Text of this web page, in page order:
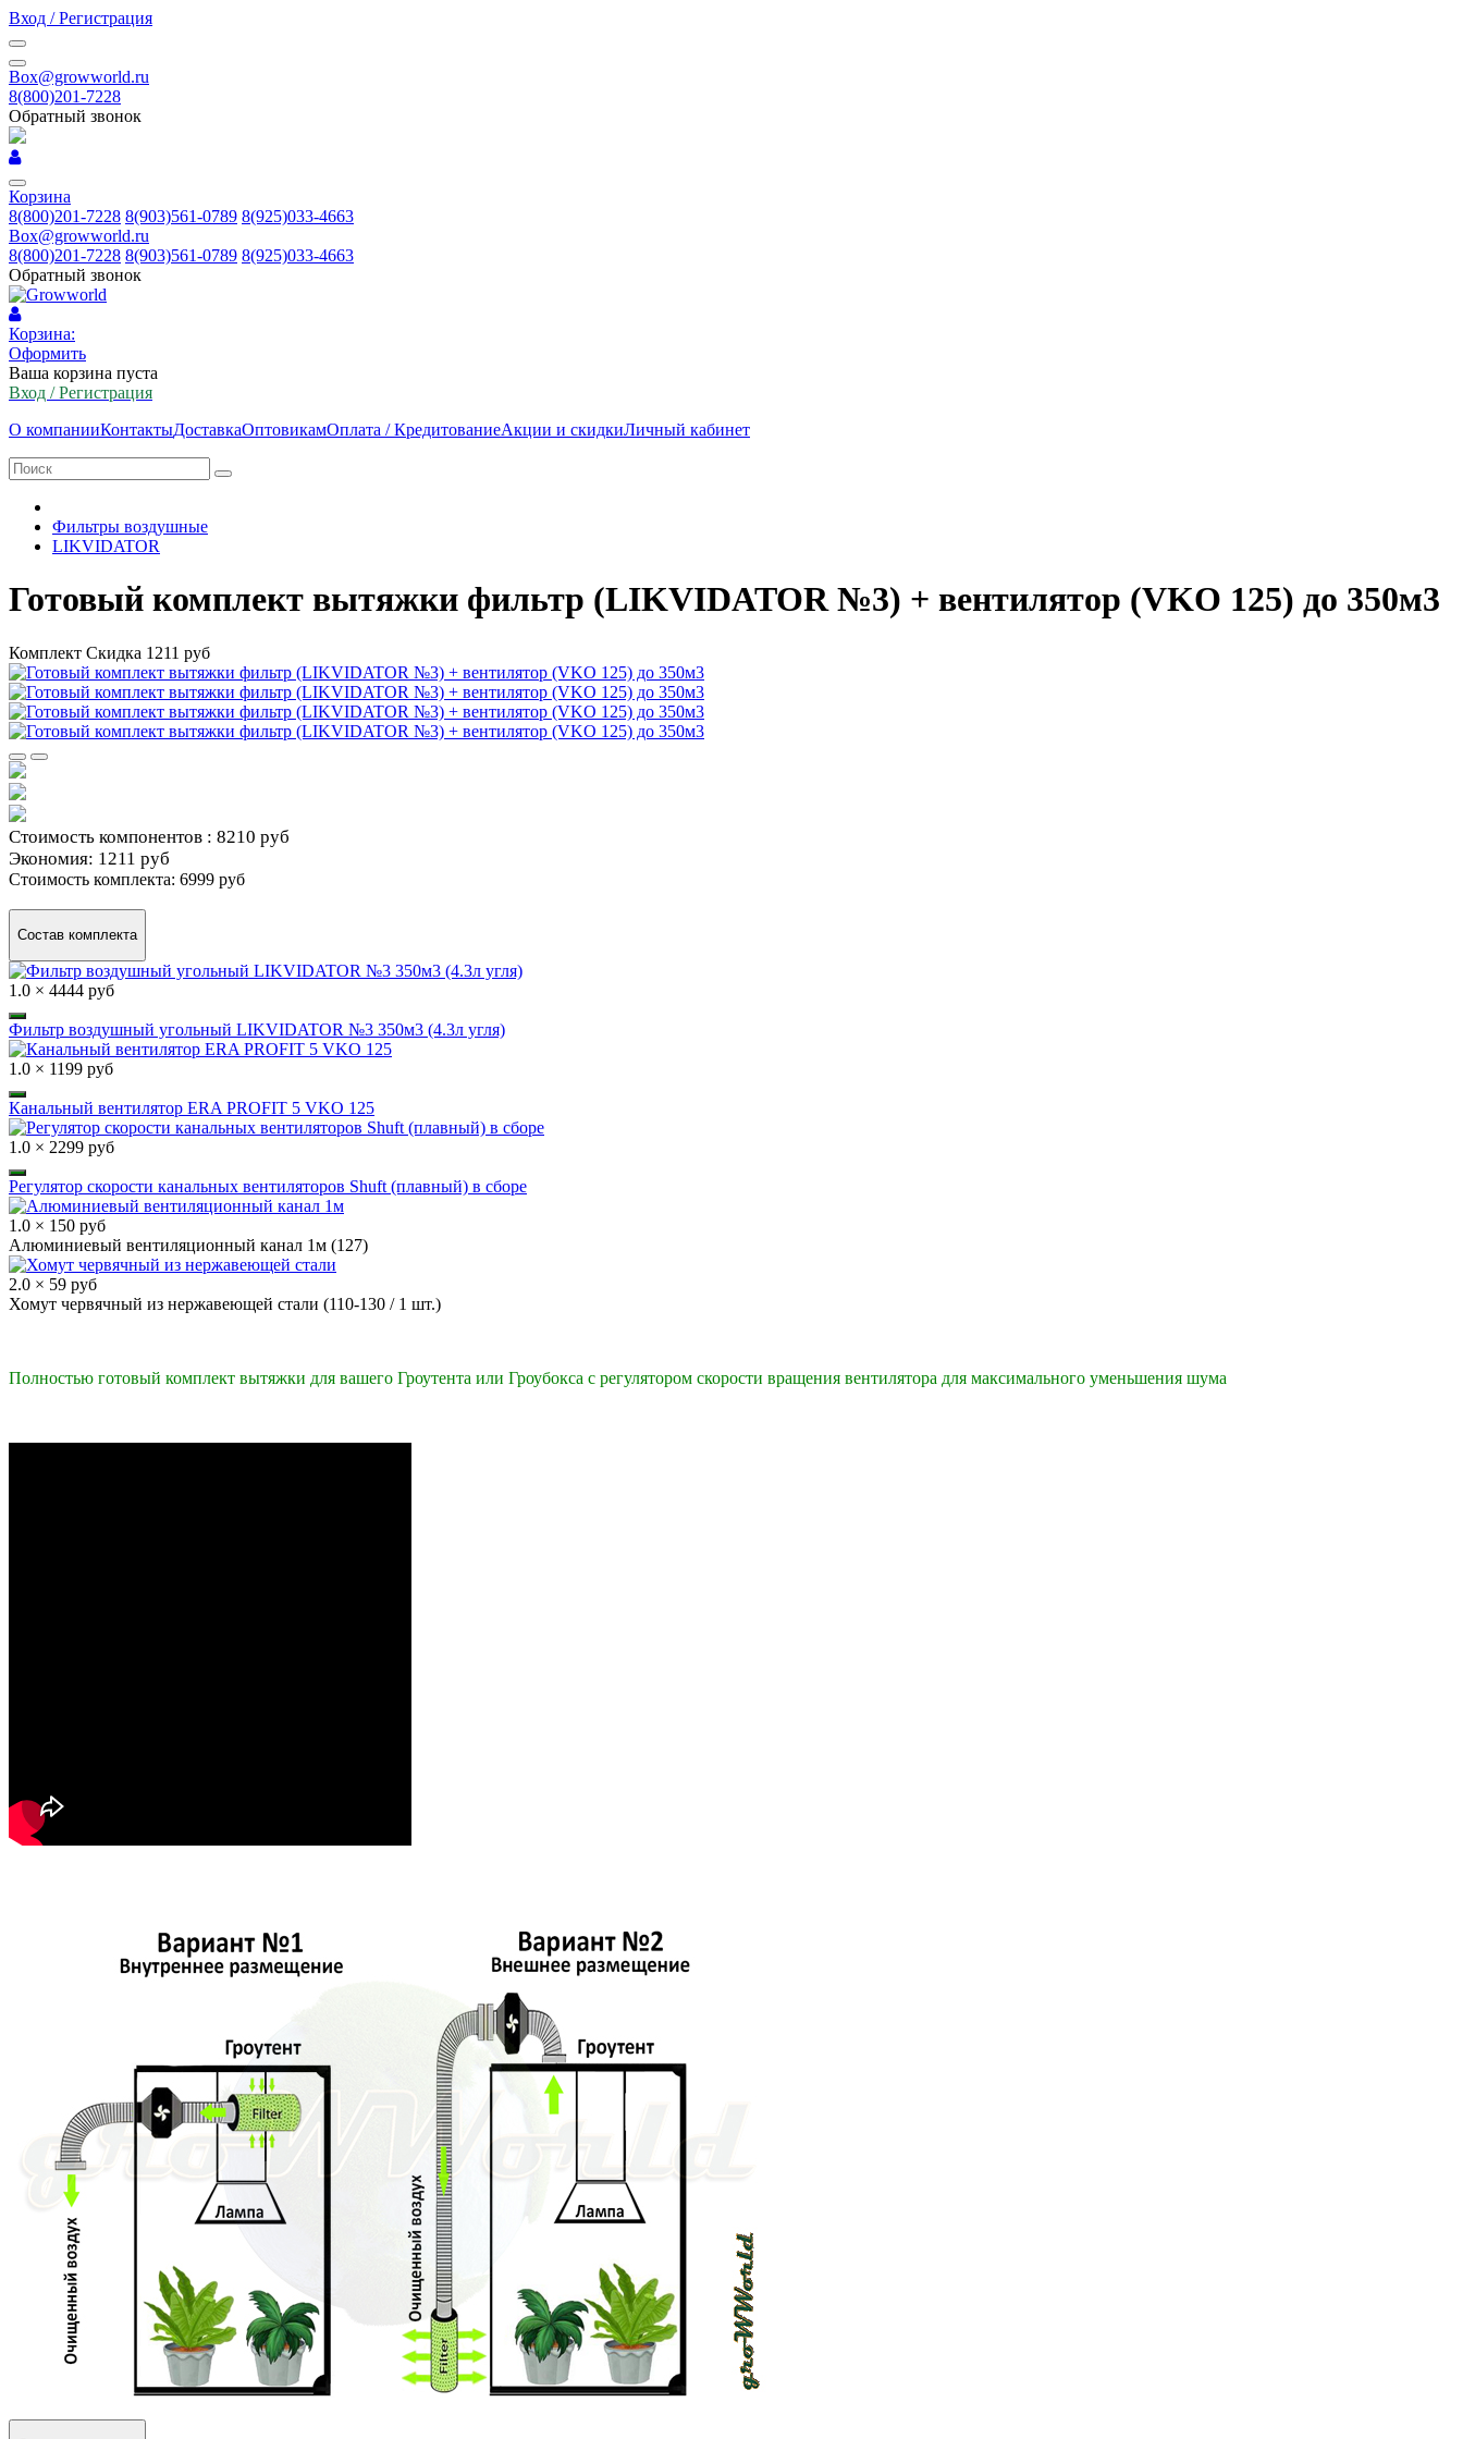
Вход / Регистрация
Box@growworld.ru
8(800)201-7228
Обратный звонок
Корзина
8(800)201-7228 8(903)561-0789 8(925)033-4663
Box@growworld.ru
8(800)201-7228 8(903)561-0789 8(925)033-4663
Обратный звонок
Корзина:
Оформить
Ваша корзина пуста
Вход / Регистрация
О компанииКонтактыДоставкаОптовикамОплата / КредитованиеАкции и скидкиЛичный кабинет
Фильтры воздушные
LIKVIDATOR
Готовый комплект вытяжки фильтр (LIKVIDATOR №3) + вентилятор (VKO 125) до 350м3
Комплект Скидка 1211 руб
Стоимость компонентов : 8210 руб
Экономия: 1211 руб
Стоимость комплекта: 6999 руб
Состав комплекта
1.0 × 4444 руб
Фильтр воздушный угольный LIKVIDATOR №3 350м3 (4.3л угля)
1.0 × 1199 руб
Канальный вентилятор ERA PROFIT 5 VKO 125
1.0 × 2299 руб
Регулятор скорости канальных вентиляторов Shuft (плавный) в сборе
1.0 × 150 руб
Алюминиевый вентиляционный канал 1м (127)
2.0 × 59 руб
Хомут червячный из нержавеющей стали (110-130 / 1 шт.)
Полностью готовый комплект вытяжки для вашего Гроутента или Гроубокса с регулятором скорости вращения вентилятора для максимального уменьшения шума